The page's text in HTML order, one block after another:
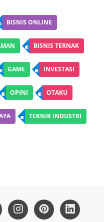
BISNIS ONLINE
BISNIS TERNAK
GAME INVESTASI
OPINI OTAKU
TEKNIK INDUSTRI